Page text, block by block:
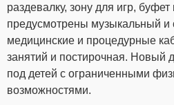
раздевалку, зону для игр,
предусмотрены музыкальный и
медицинские и процедурные
занятий и постирочная. Новый
под детей с ограниченными
возможностями.